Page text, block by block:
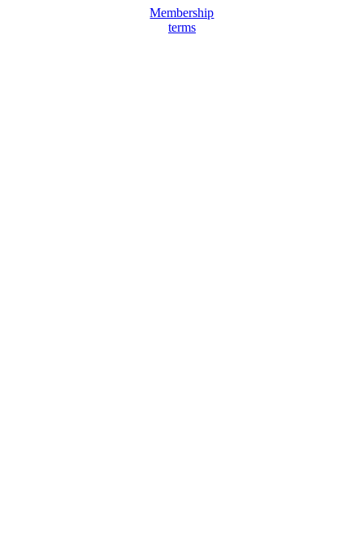
Membership
terms